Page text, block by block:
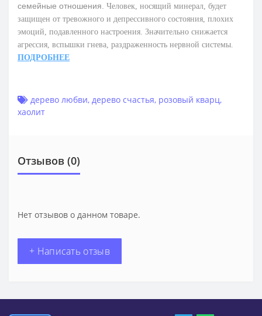
семейные отношения. Человек, носящий минерал, будет
защищен от тревожного и депрессивного состояния, плохих
эмоций, подавленного настроения. Значительно снижается
агрессия, вспышки гнева, раздраженность нервной системы.
ПОДРОБНЕЕ
дерево любви, дерево счастья, розовый кварц,
хаолит
Отзывов (0)
Нет отзывов о данном товаре.
+ Написать отзыв